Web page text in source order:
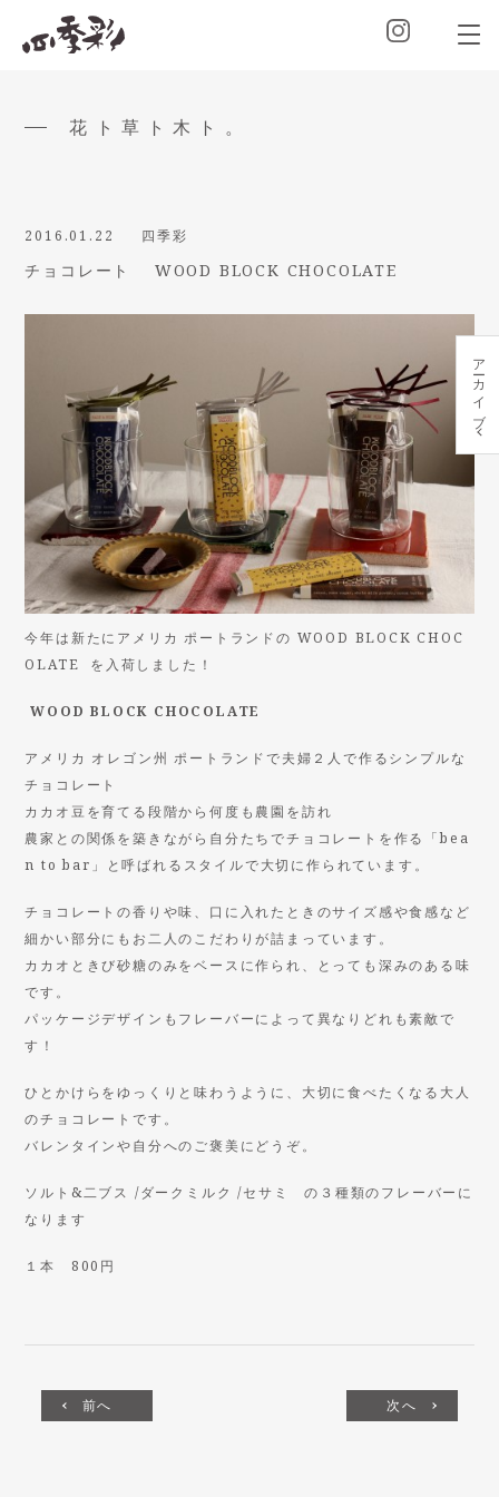
花ト草ト木ト。
2016.01.22 四季彩
チョコレート WOOD BLOCK CHOCOLATE
今年は新たにアメリカ ポートランドの WOOD BLOCK CHOC
OLATE を入荷しました！
WOOD BLOCK CHOCOLATE
アメリカ オレゴン州 ポートランドで夫婦２人で作るシンプルな
チョコレート
カカオ豆を育てる段階から何度も農園を訪れ
農家との関係を築きながら自分たちでチョコレートを作る「bea
n to bar」と呼ばれるスタイルで大切に作られています。
チョコレートの香りや味、口に入れたときのサイズ感や食感など
細かい部分にもお二人のこだわりが詰まっています。
カカオときび砂糖のみをベースに作られ、とっても深みのある味
です。
パッケージデザインもフレーバーによって異なりどれも素敵で
す！
ひとかけらをゆっくりと味わうように、大切に食べたくなる大人
のチョコレートです。
バレンタインや自分へのご褒美にどうぞ。
ソルト&二ブス /ダークミルク /セサミ の３種類のフレーバーに
なります
１本 800円
前へ 次へ
アーカイブ